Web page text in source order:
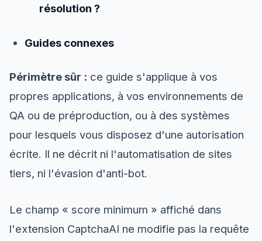
résolution ?
Guides connexes
Périmètre sûr : ce guide s'applique à vos
propres applications, à vos environnements de
QA ou de préproduction, ou à des systèmes
pour lesquels vous disposez d'une autorisation
écrite. Il ne décrit ni l'automatisation de sites
tiers, ni l'évasion d'anti-bot.
Le champ « score minimum » affiché dans
l'extension CaptchaAI ne modifie pas la requête